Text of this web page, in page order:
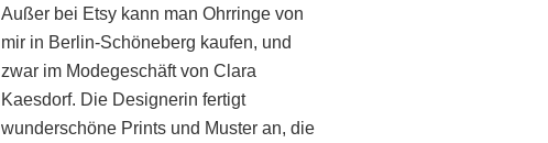
Außer bei Etsy kann man Ohrringe von
mir in Berlin-Schöneberg kaufen, und
zwar im Modegeschäft von Clara
Kaesdorf. Die Designerin fertigt
wunderschöne Prints und Muster an, die